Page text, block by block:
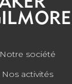
Notre société
Nos activités